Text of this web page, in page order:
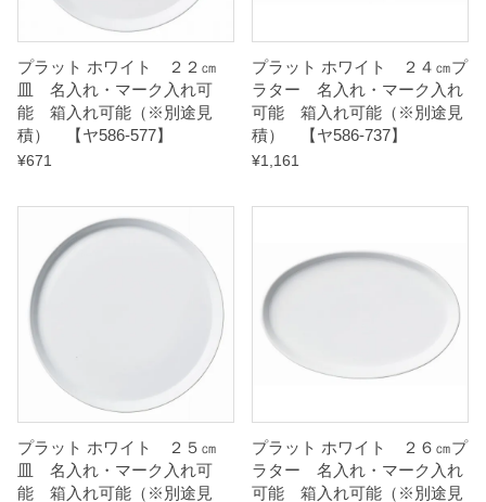
プラット ホワイト ２２㎝
皿 名入れ・マーク入れ可
能 箱入れ可能（※別途見
積） 【ヤ586-577】
¥671
プラット ホワイト ２４㎝プ
ラター 名入れ・マーク入れ
可能 箱入れ可能（※別途見
積） 【ヤ586-737】
¥1,161
プラット ホワイト ２５㎝
皿 名入れ・マーク入れ可
能 箱入れ可能（※別途見
プラット ホワイト ２６㎝プ
ラター 名入れ・マーク入れ
可能 箱入れ可能（※別途見